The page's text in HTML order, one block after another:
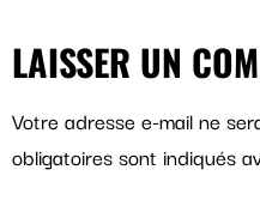
LAISSER UN
Votre adresse e-mail ne
obligatoires sont indiqués